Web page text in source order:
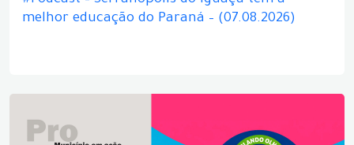
melhor educação do Paraná – (07.08.2026)